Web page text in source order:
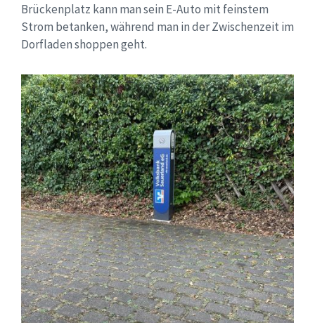
Brückenplatz kann man sein E-Auto mit feinstem
Strom betanken, während man in der Zwischenzeit im
Dorfladen shoppen geht.